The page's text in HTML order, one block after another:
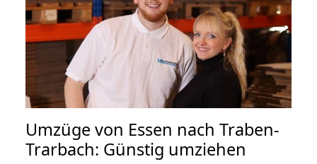
Umzüge von Essen nach Traben-
Trarbach: Günstig umziehen